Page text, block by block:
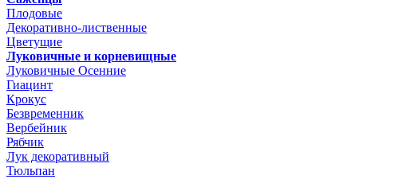
Плодовые
Декоративно-лиственные
Цветущие
Луковичные и корневищные
Луковичные Осенние
Гиацинт
Крокус
Безвременник
Вербейник
Рябчик
Лук декоративный
Тюльпан